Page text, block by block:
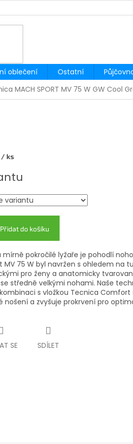
oblečení Ostatní
MACH SPORT MV 75 W GW Cool
/ ks
Přidat do košíku
mírně pokročilé lyžaře je pohodlí
MV 75 W byl navržen s ohledem na
pro ženy a anatomicky
středně velkými nohami. Naše
s vložkou Tecnica
nošení a zvyšuje prokrvení pro
SE SDÍLET